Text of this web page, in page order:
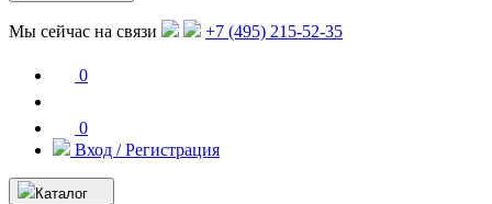
Мы сейчас на связи +7 (495) 215-52-35
0
0
Вход / Регистрация
Каталог